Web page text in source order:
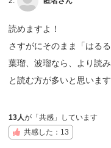
読めますよ！
さすがにそのまま「はる
葉瑠、波瑠なら、より読
と読む方が多いと思います
13人が「共感」しています
共感した：13